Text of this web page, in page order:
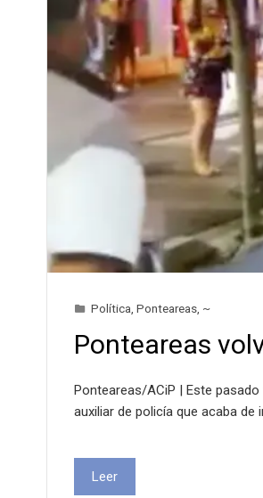
Política Ponteareas ~
Ponteareas
Ponteareas/ACiP | Este
auxiliar de policía que acaba
Leer